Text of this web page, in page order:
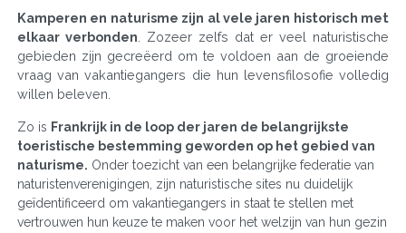
Kamperen en naturisme zijn al vele jaren historisch met
elkaar verbonden . Zozeer zelfs dat er veel naturistische
gebieden zijn gecreëerd om te voldoen aan de groeiende
vraag van vakantiegangers die hun levensfilosofie volledig
willen beleven.
Zo is Frankrijk in de loop der jaren de belangrijkste
toeristische bestemming geworden op het gebied van
naturisme. Onder toezicht van een belangrijke federatie van
naturistenverenigingen, zijn naturistische sites nu duidelijk
geïdentificeerd om vakantiegangers in staat te stellen met
vertrouwen hun keuze te maken voor het welzijn van hun gezin